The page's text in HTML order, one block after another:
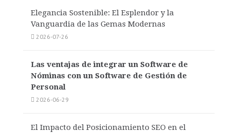
Elegancia Sostenible: El Esplendor y la
Vanguardia de las Gemas Modernas
2026-07-26
Las ventajas de integrar un Software de
Nóminas con un Software de Gestión de
Personal
2026-06-29
El Impacto del Posicionamiento SEO en el